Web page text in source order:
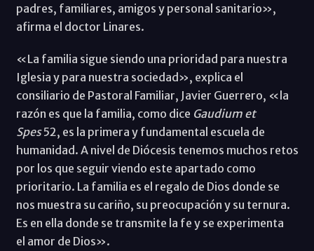
padres, familiares, amigos y personal sanitario»,
afirma el doctor Linares.
«La familia sigue siendo una prioridad para nuestra
Iglesia y para nuestra sociedad», explica el
consiliario de Pastoral Familiar, Javier Guerrero, «la
razón es que la familia, como dice Gaudium et
Spes52, es la primera y fundamental escuela de
humanidad. A nivel de Diócesis tenemos muchos retos
por los que seguir viendo este apartado como
prioritario. La familia es el regalo de Dios donde se
nos muestra su cariño, su preocupación y su ternura.
Es en ella donde se transmite la fe y se experimenta
el amor de Dios».